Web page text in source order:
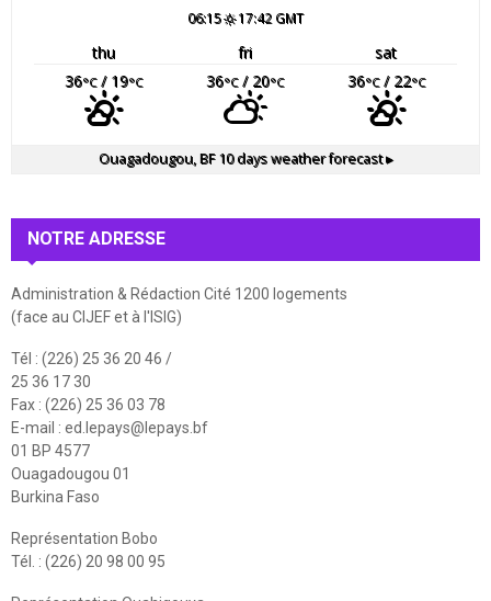
06:15 17:42 GMT
thu fri
sat
36°C/ 19°C 36°C/ 20°C 36°C/ 22°C
Ouagadougou, BF10 days weather forecast ▸
NOTRE ADRESSE
Administration & Rédaction Cité 1200 logements
(face au CIJEF et à l'ISIG)
Tél : (226) 25 36 20 46 /
25 36 17 30
Fax : (226) 25 36 03 78
E-mail : ed.lepays@lepays.bf
01 BP 4577
Ouagadougou 01
Burkina Faso
Représentation Bobo
Tél. : (226) 20 98 00 95